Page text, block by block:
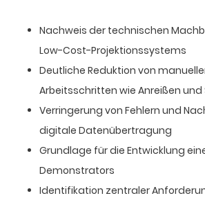
Nachweis der technischen
Low-Cost-Projektionssystems
Deutliche Reduktion von
Arbeitsschritten wie Anreißen
Verringerung von Fehlern und
digitale Datenübertragung
Grundlage für die Entwicklung
Demonstrators
Identifikation zentraler